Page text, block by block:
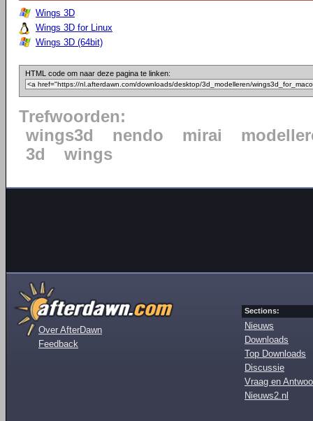
Wings 3D
Wings 3D for Linux
Wings 3D (64bit)
HTML code om naar deze pagina te linken:
Trefwoorden:
wings3d
nendo mirai
3d
wings
Over AfterDawn
Feedback
Sections:
Nieuws
Downloads
Top Downloads
Discussie
Vraag en
Nieuws2.nl